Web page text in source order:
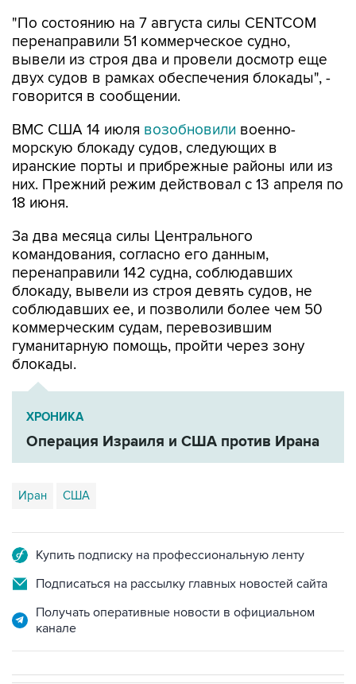
"По состоянию на 7 августа силы CENTCOM
перенаправили 51 коммерческое судно,
вывели из строя два и провели досмотр еще
двух судов в рамках обеспечения блокады", -
говорится в сообщении.
ВМС США 14 июля возобновили военно-
морскую блокаду судов, следующих в
иранские порты и прибрежные районы или из
них. Прежний режим действовал с 13 апреля по
18 июня.
За два месяца силы Центрального
командования, согласно его данным,
перенаправили 142 судна, соблюдавших
блокаду, вывели из строя девять судов, не
соблюдавших ее, и позволили более чем 50
коммерческим судам, перевозившим
гуманитарную помощь, пройти через зону
блокады.
ХРОНИКА
Операция Израиля и США против Ирана
Иран США
Купить подписку на профессиональную ленту
Подписаться на рассылку главных новостей сайта
Получать оперативные новости в официальном
канале